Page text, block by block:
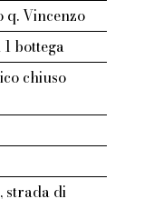
q. Vincenzo
bottega
chiuso
strada di